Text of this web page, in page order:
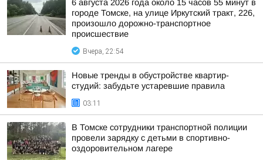
6 августа 2026 года около 15 часов 55 минут в
городе Томске, на улице Иркутский тракт, 226,
произошло дорожно-транспортное
происшествие
Вчера, 22:54
Новые тренды в обустройстве квартир-
студий: забудьте устаревшие правила
03:11
В Томске сотрудники транспортной полиции
провели зарядку с детьми в спортивно-
оздоровительном лагере